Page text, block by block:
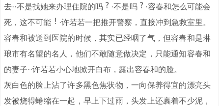
去··不是找她来办理住院的吗
·不是吗
·容春和怎么可能会
死，这不可能
·许若若一把推开警察，直接冲到急救室里。
容春和被送到医院的时候，其实已经咽了气，但容春和是琳
琅市有名望的名人，他们不敢随意做决定，只能通知容春和
的妻子··许若若小心地掀开白布，露出容春和的脸。
灰白色的脸上沾了许多黑色焦状物，一向保养得宜的漂亮头
发被烧得蜷缩在一起，早上下过雨，头发上还裹着不少泥，